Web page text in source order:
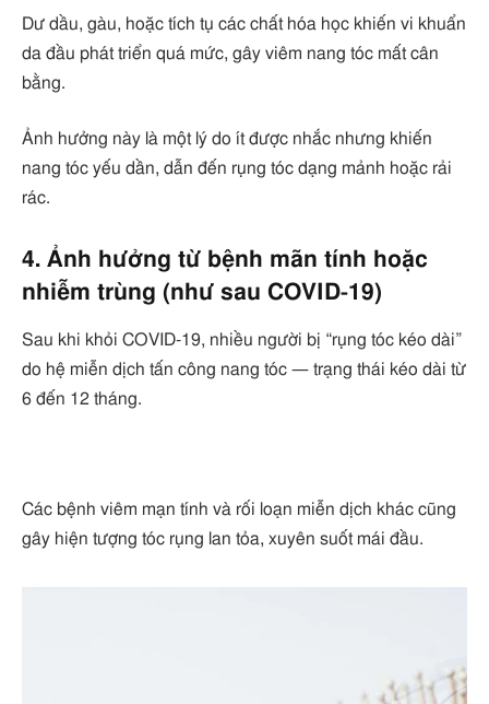
Dư dầu, gàu, hoặc tích tụ các chất hóa học khiến vi khuẩn
da đầu phát triển quá mức, gây viêm nang tóc mất cân
bằng.
Ảnh hưởng này là một lý do ít được nhắc nhưng khiến
nang tóc yếu dần, dẫn đến rụng tóc dạng mảnh hoặc rải
rác.
4. Ảnh hưởng từ bệnh mãn tính hoặc
nhiễm trùng (như sau COVID‑19)
Sau khi khỏi COVID‑19, nhiều người bị “rụng tóc kéo dài”
do hệ miễn dịch tấn công nang tóc — trạng thái kéo dài từ
6 đến 12 tháng.
Các bệnh viêm mạn tính và rối loạn miễn dịch khác cũng
gây hiện tượng tóc rụng lan tỏa, xuyên suốt mái đầu.